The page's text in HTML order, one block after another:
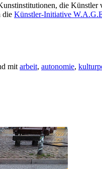
die
die Künstler-Initiative
mit arbeit, autonomie,